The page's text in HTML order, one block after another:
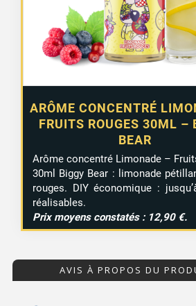
ARÔME CONCENTRÉ
FRUITS ROUGES 30ML –
BEAR
Arôme concentré Limonade –
30ml Biggy Bear : limonade
rouges. DIY économique :
réalisables.
Prix moyens constatés : 12,90 €.
AVIS À PROPOS DU